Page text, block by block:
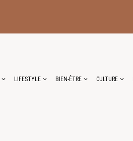
LIFESTYLE BIEN-ÊTRE CULTURE